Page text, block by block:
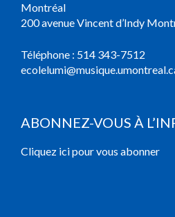
Montréal
200 avenue Vincent d’Indy
Téléphone : 514 343-7512
ABONNEZ-VOUS À
Cliquez ici pour vous abonner